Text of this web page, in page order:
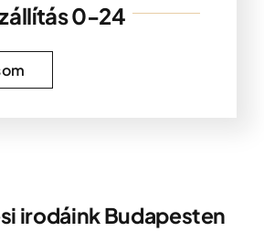
0-24
irodáink Budapesten